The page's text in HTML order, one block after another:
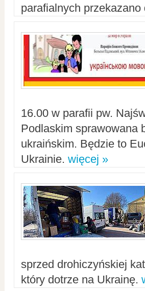
parafialnych przekazano
16.00 w parafii pw.
Podlaskim sprawowana
ukraińskim. Będzie to
Ukrainie. więcej »
sprzed drohiczyńskiej
który dotrze na Ukrainę.